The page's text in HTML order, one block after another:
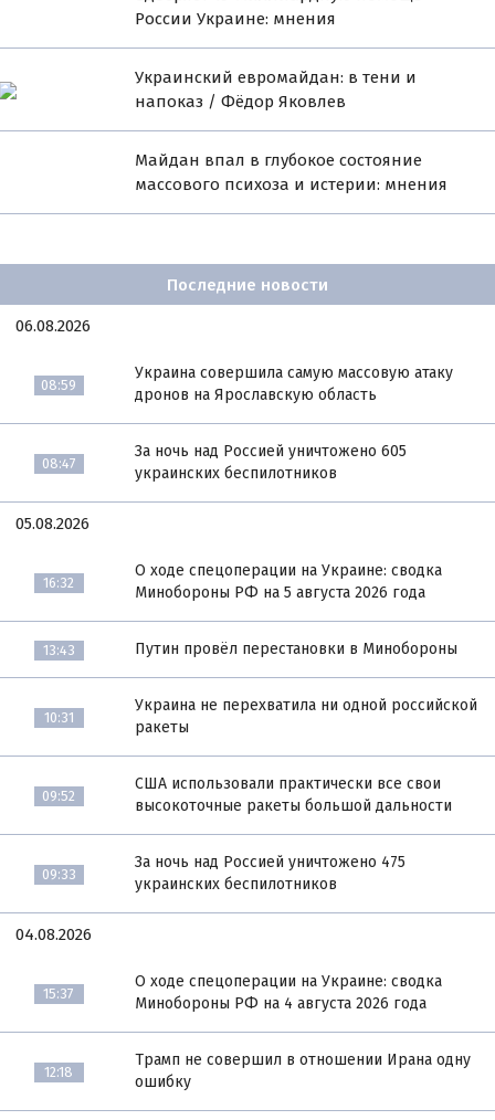
России Украине: мнения
Украинский евромайдан: в тени и
напоказ / Фёдор Яковлев
Майдан впал в глубокое состояние
массового психоза и истерии: мнения
Последние новости
06.08.2026
08:59
Украина совершила самую массовую атаку
дронов на Ярославскую область
08:47
За ночь над Россией уничтожено 605
украинских беспилотников
05.08.2026
16:32
О ходе спецоперации на Украине: сводка
Минобороны РФ на 5 августа 2026 года
13:43 Путин провёл перестановки в Минобороны
10:31
Украина не перехватила ни одной российской
ракеты
09:52
США использовали практически все свои
высокоточные ракеты большой дальности
09:33
За ночь над Россией уничтожено 475
украинских беспилотников
04.08.2026
15:37
О ходе спецоперации на Украине: сводка
Минобороны РФ на 4 августа 2026 года
12:18
Трамп не совершил в отношении Ирана одну
ошибку